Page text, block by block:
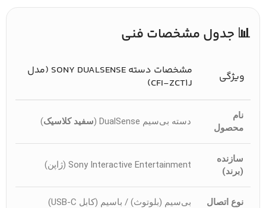
📊 جدول مشخصات فنی
ویژگی
مشخصات دسته SONY DUALSENSE (مدل
CFI-ZCT1J)
نام
محصول
دسته بی‌سیم DualSense ( سفید کلاسیک)
سازنده
(برند)
Sony Interactive Entertainment (ژاپن)
نوع اتصال بی‌سیم (بلوتوث) / باسیم (کابل USB-C)